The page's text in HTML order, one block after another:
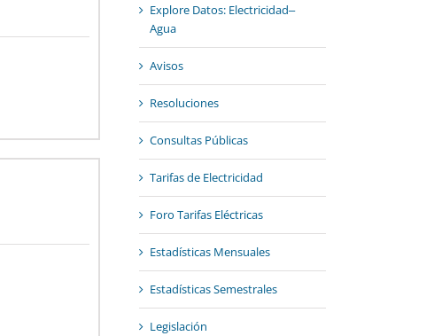
Explore Datos: Electricidad‒
Agua
Avisos
Resoluciones
Consultas Públicas
Tarifas de Electricidad
Foro Tarifas Eléctricas
Estadísticas Mensuales
Estadísticas Semestrales
Legislación